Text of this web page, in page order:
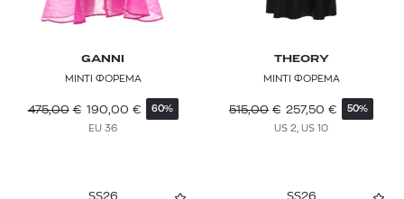
GANNI
ΜΙΝΤΙ ΦΟΡΕΜΑ
475,00 € 190,00 € 60%
EU 36
THEORY
ΜΙΝΤΙ ΦΟΡΕΜΑ
515,00 € 257,50 € 50%
US 2, US 10
SS26 SS26